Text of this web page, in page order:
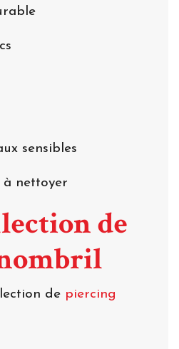
sensibles
à nettoyer
de
de piercing